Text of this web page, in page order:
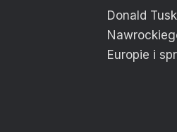
Donald
Europie i